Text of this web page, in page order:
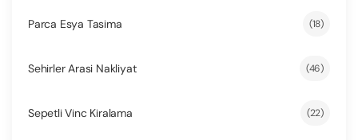
Parca Esya Tasima (18)
Sehirler Arasi Nakliyat (46)
Sepetli Vinc Kiralama (22)